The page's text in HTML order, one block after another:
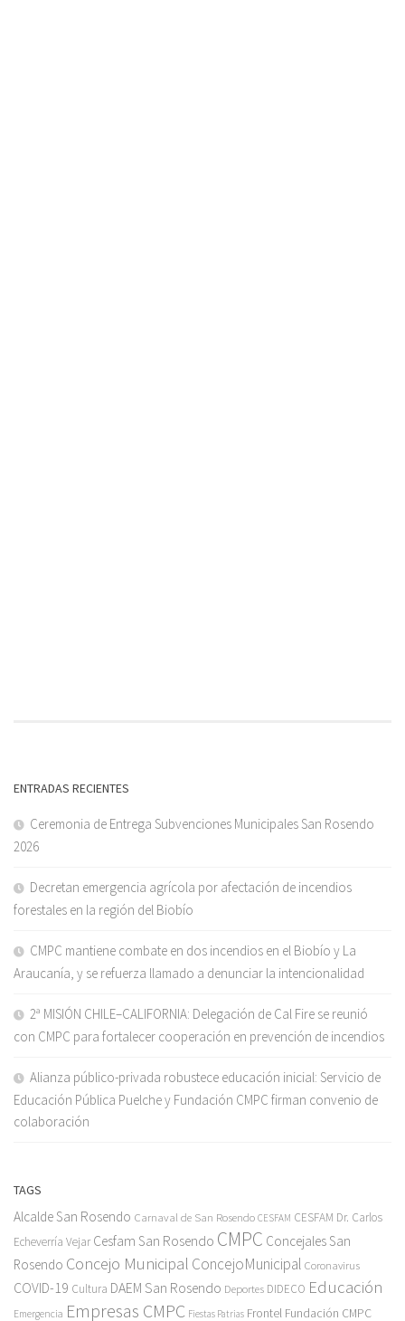
ENTRADAS RECIENTES
Ceremonia de Entrega Subvenciones Municipales San Rosendo
2026
Decretan emergencia agrícola por afectación de incendios
forestales en la región del Biobío
CMPC mantiene combate en dos incendios en el Biobío y La
Araucanía, y se refuerza llamado a denunciar la intencionalidad
2ª MISIÓN CHILE–CALIFORNIA: Delegación de Cal Fire se reunió
con CMPC para fortalecer cooperación en prevención de incendios
Alianza público-privada robustece educación inicial: Servicio de
Educación Pública Puelche y Fundación CMPC firman convenio de
colaboración
TAGS
Alcalde San Rosendo Carnaval de San Rosendo CESFAM CESFAM Dr. Carlos
Echeverría Vejar Cesfam San Rosendo CMPC Concejales San
Rosendo Concejo Municipal ConcejoMunicipal Coronavirus
COVID-19 Cultura DAEM San Rosendo Deportes DIDECO Educación
Emergencia Empresas CMPC Fiestas Patrias Frontel Fundación CMPC